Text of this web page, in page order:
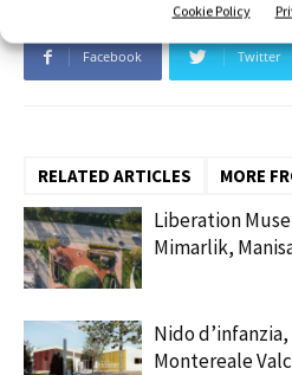
Cookie Policy
Facebook Twitter
RELATED ARTICLES MORE
Liberation
Mimarlik,
Nido
Montereale